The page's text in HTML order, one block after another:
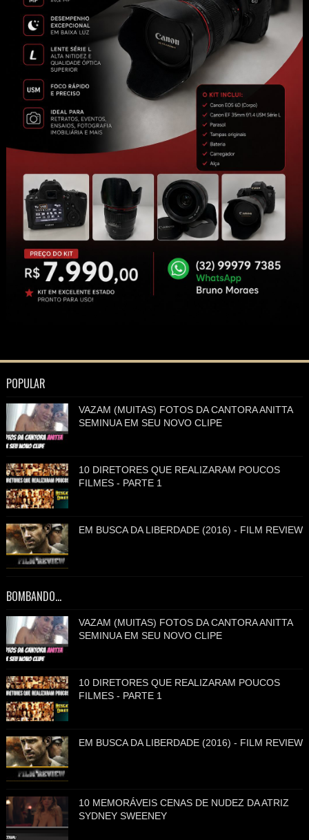
POPULAR
VAZAM (MUITAS) FOTOS DA CANTORA ANITTA
SEMINUA EM SEU NOVO CLIPE
10 DIRETORES QUE REALIZARAM POUCOS
FILMES - PARTE 1
EM BUSCA DA LIBERDADE (2016) - FILM REVIEW
BOMBANDO...
VAZAM (MUITAS) FOTOS DA CANTORA ANITTA
SEMINUA EM SEU NOVO CLIPE
10 DIRETORES QUE REALIZARAM POUCOS
FILMES - PARTE 1
EM BUSCA DA LIBERDADE (2016) - FILM REVIEW
10 MEMORÁVEIS CENAS DE NUDEZ DA ATRIZ
SYDNEY SWEENEY